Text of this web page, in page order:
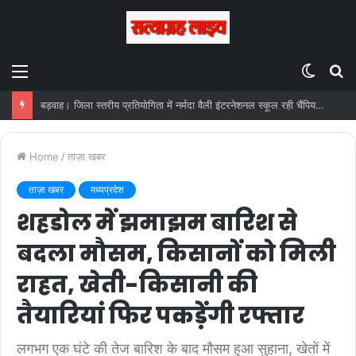
Switch
बड़वाह। जिला स्तरीय प्रतियोगिता में नर्मदा वैली इंटरनेशनल स्कूल रही चैंपियन… संभाग स्तरीय फुटबॉल प्रतियोगिता के लिए चयन…
Home / ताज़ा खबर
ताज़ा खबर मध्यप्रदेश
शहडोल में झमाझम बारिश से
बदला मौसम, किसानों को मिली
राहत, खेती-किसानी की
तैयारियां फिर पकड़ेंगी रफ्तार
लगभग एक घंटे की तेज बारिश के बाद मौसम हुआ सुहाना, खेतों में